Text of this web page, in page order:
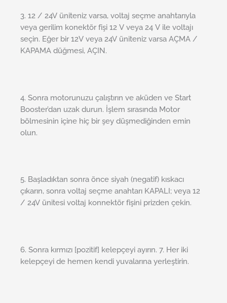
3. 12 / 24V üniteniz varsa, voltaj seçme anahtarıyla
veya gerilim konektör fişi 12 V veya 24 V ile voltajı
seçin. Eğer bir 12V veya 24V üniteniz varsa AÇMA /
KAPAMA düğmesi, AÇIN.
4. Sonra motorunuzu çalıştırın ve aküden ve Start
Booster’dan uzak durun. İşlem sırasında Motor
bölmesinin içine hiç bir şey düşmediğinden emin
olun.
5. Başladıktan sonra önce siyah (negatif) kıskacı
çıkarın, sonra voltaj seçme anahtarı KAPALI; veya 12
/ 24V ünitesi voltaj konnektör fişini prizden çekin.
6. Sonra kırmızı [pozitif] kelepçeyi ayırın. 7. Her iki
kelepçeyi de hemen kendi yuvalarına yerleştirin.